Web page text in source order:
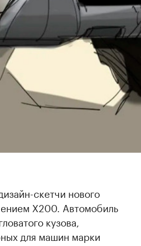
скетчи нового
X200. Автомобиль
кузова,
для машин марки